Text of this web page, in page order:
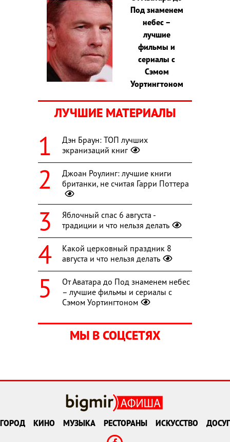
Под знаменем
небес –
лучшие
фильмы и
сериалы с
Сэмом
Уортингтоном
ЛУЧШИЕ МАТЕРИАЛЫ
Дэн Браун: ТОП лучших
экранизаций книг
Джоан Роулинг: лучшие книги
британки, не считая Гарри Поттера
Яблочный спас 6 августа -
традиции и что нельзя делать
Какой церковный праздник 8
августа и что нельзя делать
От Аватара до Под знаменем небес
– лучшие фильмы и сериалы с
Сэмом Уортингтоном
МЫ В СОЦСЕТЯХ
ГОРОД КИНО МУЗЫКА РЕСТОРАНЫ ИСКУССТВО ДОСУГ